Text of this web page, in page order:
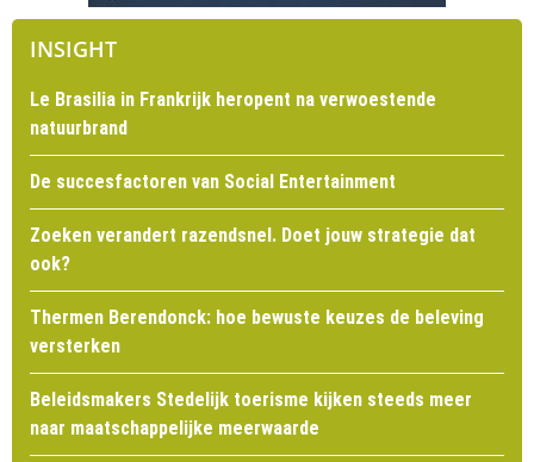
INSIGHT
Le Brasilia in Frankrijk heropent na verwoestende
natuurbrand
De succesfactoren van Social Entertainment
Zoeken verandert razendsnel. Doet jouw strategie dat
ook?
Thermen Berendonck: hoe bewuste keuzes de beleving
versterken
Beleidsmakers Stedelijk toerisme kijken steeds meer
naar maatschappelijke meerwaarde